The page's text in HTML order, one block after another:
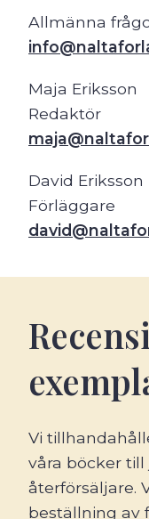
Allmänna
info@
Maja Eriksson
Redaktör
maja@
David Eriksson
Förläggare
david@
Vi
våra böcker
återförsäljare.
beställning av